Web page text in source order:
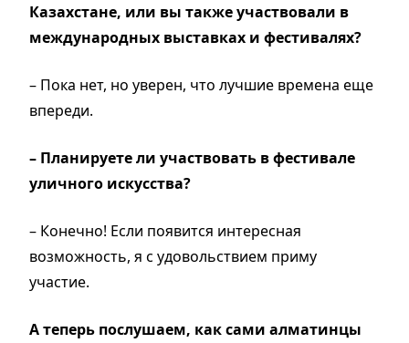
Казахстане, или вы также участвовали в
международных выставках и фестивалях?
– Пока нет, но уверен, что лучшие времена еще
впереди.
– Планируете ли участвовать в фестивале
уличного искусства?
– Конечно! Если появится интересная
возможность, я с удовольствием приму
участие.
А теперь послушаем, как сами алматинцы